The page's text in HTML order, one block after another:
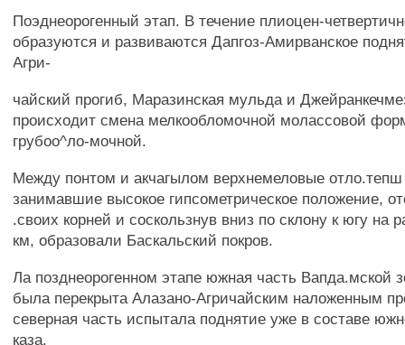
Поэднеорогенный этап. В течение плиоцен-
образуются и развиваются Дапгоз-Амирванское
Агри-
чайский прогиб, Маразинская мульда и
происходит смена мелкообломочной молассовой
грубоо^ло-мочной.
Между понтом и акчагылом верхнемеловые отло.тепш
занимавшие высокое гипсометрическое положение,
.своих корней и соскользнув вниз по склону к югу на
км, образовали Баскальский покров.
Ла позднеорогенном этапе южная часть Вапда.мской
была перекрыта Алазано-Агричайским наложенным
северная часть испытала поднятие уже в составе
каза.